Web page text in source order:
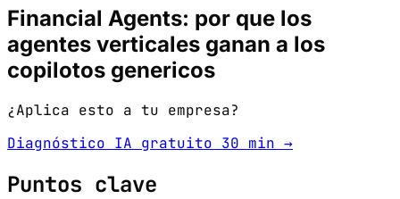
Financial Agents: por que los
agentes verticales ganan a los
copilotos genericos
¿Aplica esto a tu empresa?
Diagnóstico IA gratuito 30 min →
Puntos clave